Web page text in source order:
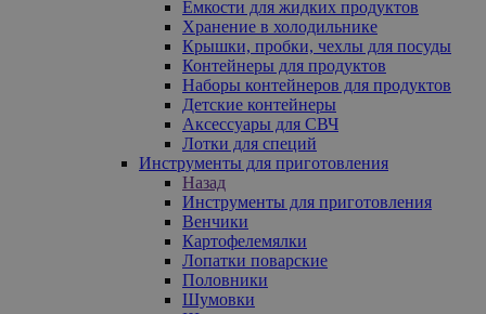
Емкости для жидких продуктов
Хранение в холодильнике
Крышки, пробки, чехлы для посуды
Контейнеры для продуктов
Наборы контейнеров для продуктов
Детские контейнеры
Аксессуары для СВЧ
Лотки для специй
Инструменты для приготовления
Назад
Инструменты для приготовления
Венчики
Картофелемялки
Лопатки поварские
Половники
Шумовки